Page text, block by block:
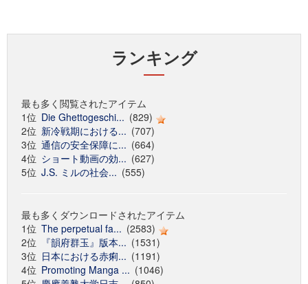
ランキング
最も多く閲覧されたアイテム
1位 Die Ghettogeschi... (829)
2位 新冷戦期における... (707)
3位 通信の安全保障に... (664)
4位 ショート動画の効... (627)
5位 J.S. ミルの社会... (555)
最も多くダウンロードされたアイテム
1位 The perpetual fa... (2583)
2位
『韻府群玉』版本... (1531)
3位 日本における赤痢... (1191)
4位 Promoting Manga ... (1046)